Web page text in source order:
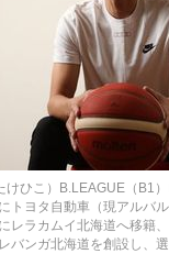
けひこ）B.LEAGUE（B1
トヨタ自動車（現アルバ
レラカムイ北海道へ移籍
バンガ北海道を創設し、選